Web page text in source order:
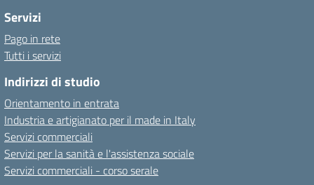
Servizi
Pago in rete
Tutti i servizi
Indirizzi di studio
Orientamento in entrata
Industria e artigianato per il made in Italy
Servizi commerciali
Servizi per la sanità e l'assistenza sociale
Servizi commerciali - corso serale